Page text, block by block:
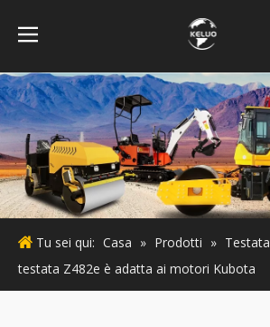
Tu sei qui: Casa » Prodotti » Testata
testata Z482e è adatta ai motori Kubota